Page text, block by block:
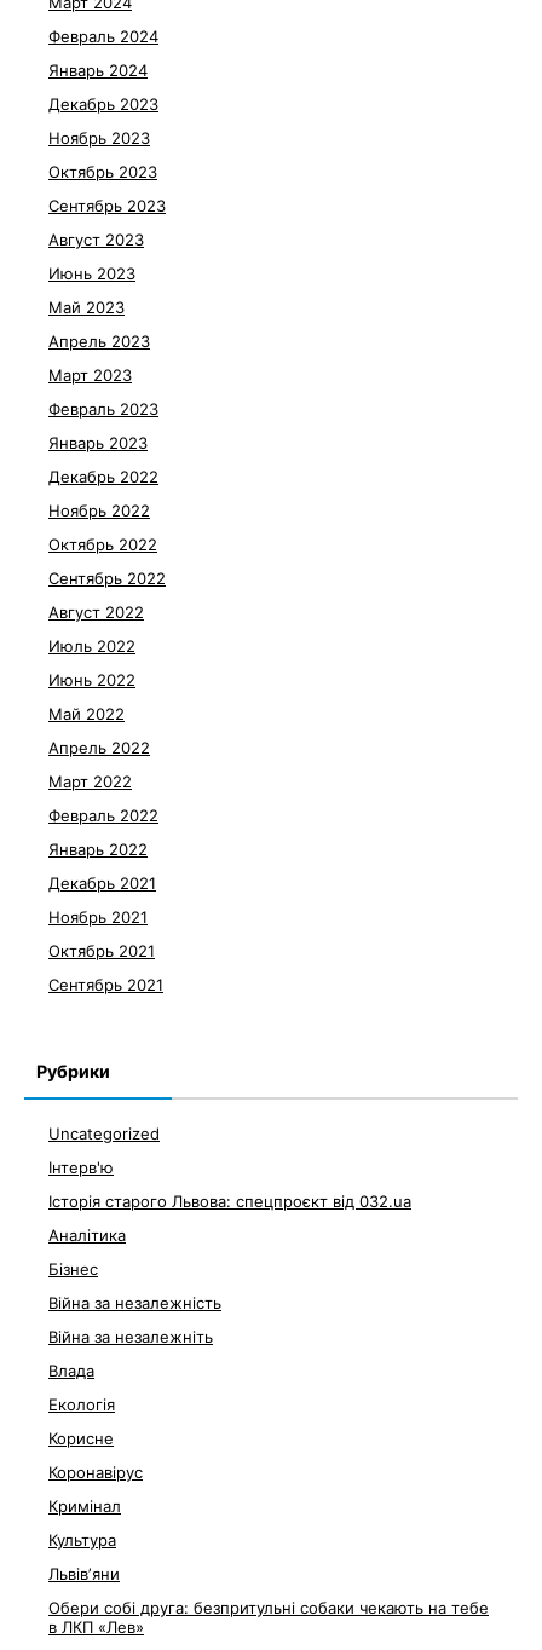
Февраль 2024
Январь 2024
Декабрь 2023
Ноябрь 2023
Октябрь 2023
Сентябрь 2023
Август 2023
Июнь 2023
Май 2023
Апрель 2023
Март 2023
Февраль 2023
Январь 2023
Декабрь 2022
Ноябрь 2022
Октябрь 2022
Сентябрь 2022
Август 2022
Июль 2022
Июнь 2022
Май 2022
Апрель 2022
Март 2022
Февраль 2022
Январь 2022
Декабрь 2021
Ноябрь 2021
Октябрь 2021
Сентябрь 2021
Рубрики
Uncategorized
Інтерв'ю
Історія старого Львова: спецпроєкт від 032.ua
Аналітика
Бізнес
Війна за незалежність
Війна за незалежніть
Влада
Екологія
Корисне
Коронавірус
Кримінал
Культура
Львівʼяни
Обери собі друга: безпритульні собаки чекають на тебе
в ЛКП «Лев»